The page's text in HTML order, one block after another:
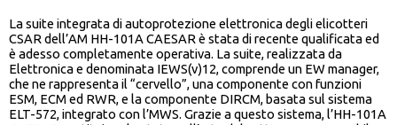
La suite integrata di autoprotezione elettronica degli elicotteri
CSAR dell’AM HH-101A CAESAR è stata di recente qualificata ed
è adesso completamente operativa. La suite, realizzata da
Elettronica e denominata IEWS(v)12, comprende un EW manager,
che ne rappresenta il “cervello”, una componente con funzioni
ESM, ECM ed RWR, e la componente DIRCM, basata sul sistema
ELT-572, integrato con l’MWS. Grazie a questo sistema, l’HH-101A